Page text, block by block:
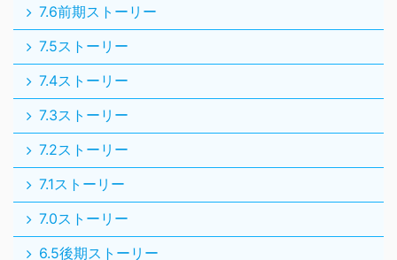
7.6前期ストーリー
7.5ストーリー
7.4ストーリー
7.3ストーリー
7.2ストーリー
7.1ストーリー
7.0ストーリー
6.5後期ストーリー